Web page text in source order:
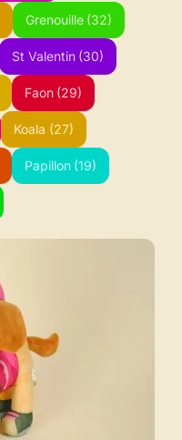
Grenouille (32)
St Valentin (30)
Faon (29)
Koala (27)
Papillon (19)